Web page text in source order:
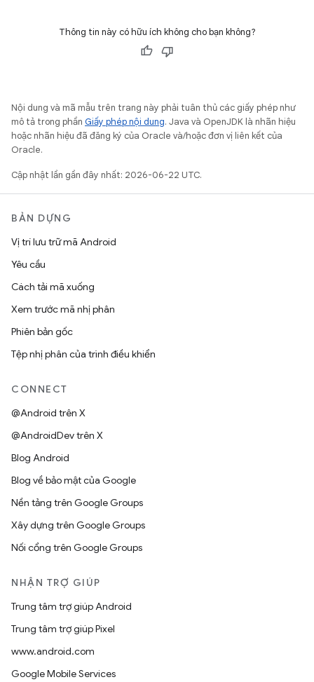
Thông tin này có hữu ích không cho bạn không?
Nội dung và mã mẫu trên trang này phải tuân thủ các giấy phép như
mô tả trong phần Giấy phép nội dung. Java và OpenJDK là nhãn hiệu
hoặc nhãn hiệu đã đăng ký của Oracle và/hoặc đơn vị liên kết của
Oracle.
Cập nhật lần gần đây nhất: 2026-06-22 UTC.
BẢN DỰNG
Vị trí lưu trữ mã Android
Yêu cầu
Cách tải mã xuống
Xem trước mã nhị phân
Phiên bản gốc
Tệp nhị phân của trình điều khiển
CONNECT
@Android trên X
@AndroidDev trên X
Blog Android
Blog về bảo mật của Google
Nền tảng trên Google Groups
Xây dựng trên Google Groups
Nối cổng trên Google Groups
NHẬN TRỢ GIÚP
Trung tâm trợ giúp Android
Trung tâm trợ giúp Pixel
www.android.com
Google Mobile Services